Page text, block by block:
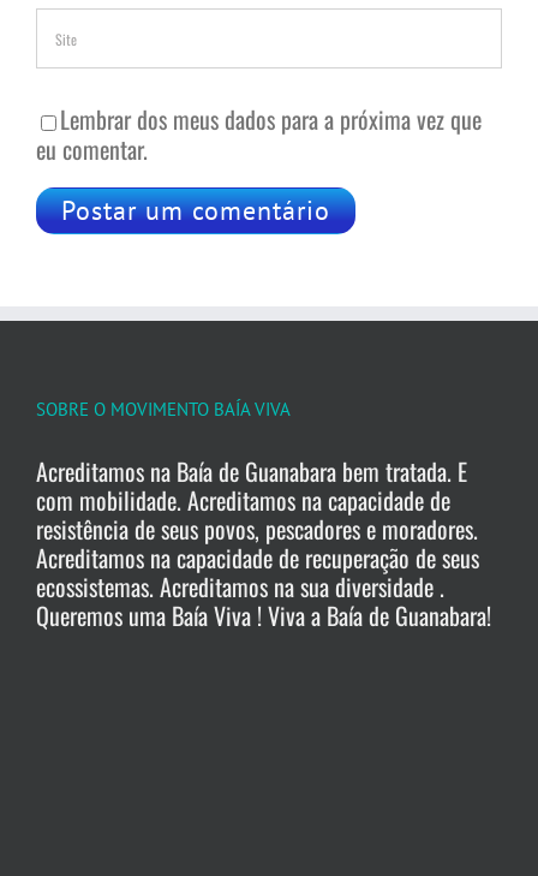
Lembrar dos meus dados para a próxima vez que
eu comentar.
SOBRE O MOVIMENTO BAÍA VIVA
Acreditamos na Baía de Guanabara bem tratada. E
com mobilidade. Acreditamos na capacidade de
resistência de seus povos, pescadores e moradores.
Acreditamos na capacidade de recuperação de seus
ecossistemas. Acreditamos na sua diversidade .
Queremos uma Baía Viva ! Viva a Baía de Guanabara!